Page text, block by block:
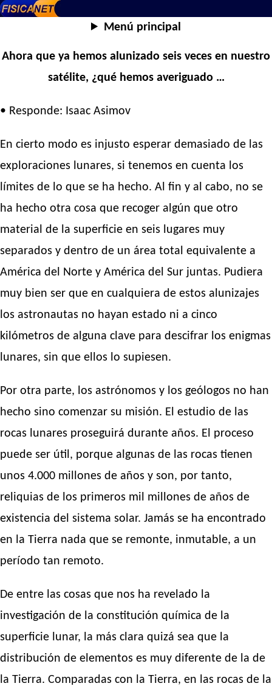
Menú principal
Ahora que ya hemos alunizado seis veces en nuestro
satélite, ¿qué hemos averiguado …
• Responde: Isaac Asimov
En cierto modo es injusto esperar demasiado de las
exploraciones lunares, si tenemos en cuenta los
límites de lo que se ha hecho. Al fin y al cabo, no se
ha hecho otra cosa que recoger algún que otro
material de la superficie en seis lugares muy
separados y dentro de un área total equivalente a
América del Norte y América del Sur juntas. Pudiera
muy bien ser que en cualquiera de estos alunizajes
los astronautas no hayan estado ni a cinco
kilómetros de alguna clave para descifrar los enigmas
lunares, sin que ellos lo supiesen.
Por otra parte, los astrónomos y los geólogos no han
hecho sino comenzar su misión. El estudio de las
rocas lunares proseguirá durante años. El proceso
puede ser útil, porque algunas de las rocas tienen
unos 4.000 millones de años y son, por tanto,
reliquias de los primeros mil millones de años de
existencia del sistema solar. Jamás se ha encontrado
en la Tierra nada que se remonte, inmutable, a un
período tan remoto.
De entre las cosas que nos ha revelado la
investigación de la constitución química de la
superficie lunar, la más clara quizá sea que la
distribución de elementos es muy diferente de la de
la Tierra. Comparadas con la Tierra, en las rocas de la